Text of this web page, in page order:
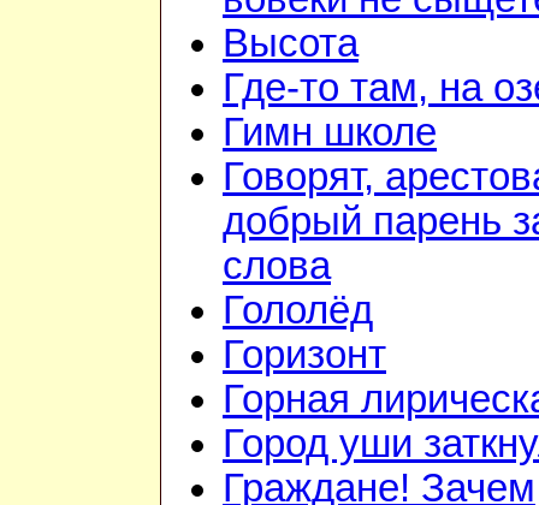
Высота
Где-то там, на
Гимн школе
Говорят,
добрый парень
слова
Гололёд
Горизонт
Горная
Город уши
Граждане! Зачем